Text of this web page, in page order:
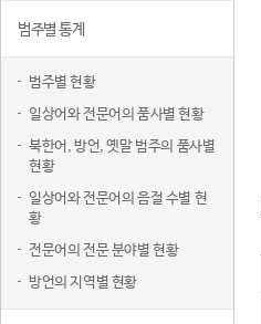
범주별 통계
범주별 현황
일상어와 전문어의 품사별 현황
북한어, 방언, 옛말 범주의 품사별
현황
일상어와 전문어의 음절 수별 현
황
전문어의 전문 분야별 현황
방언의 지역별 현황